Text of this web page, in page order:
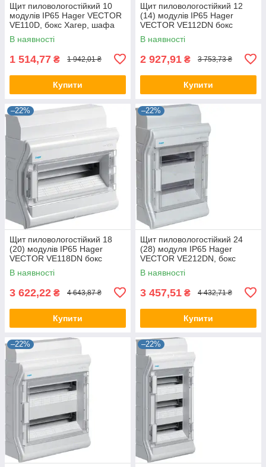
Щит пиловологостійкий 10
модулів IP65 Hager VECTOR
VE110D, бокс Хагер, шафа
розподільна для автоматів
В наявності
1 514,77 ₴ 1 942,01 ₴
Купити
Щит пиловологостійкий 12
(14) модулів IP65 Hager
VECTOR VE112DN бокс
Хагер, шафа розподільна
В наявності
2 927,91 ₴ 3 753,73 ₴
Купити
–22%
Щит пиловологостійкий 18
(20) модулів IP65 Hager
VECTOR VE118DN бокс
Хагер, шафа розподільна
В наявності
3 622,22 ₴ 4 643,87 ₴
Купити
–22%
Щит пиловологостійкий 24
(28) модуля IP65 Hager
VECTOR VE212DN, бокс
Хагер, шафа розподільна
В наявності
3 457,51 ₴ 4 432,71 ₴
Купити
–22% –22%